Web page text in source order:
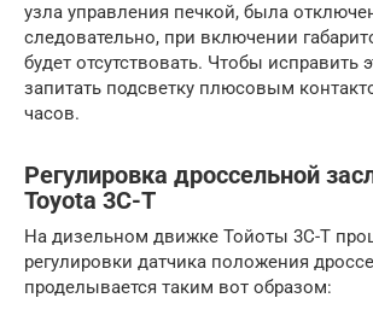
узла управления печкой, была
следовательно, при включении
будет отсутствовать. Чтобы исправить
запитать подсветку плюсовым
часов.
Регулировка дроссельной
Toyota 3C-T
На дизельном движке Тойоты 3C-T
регулировки датчика положения
проделывается таким вот образом: